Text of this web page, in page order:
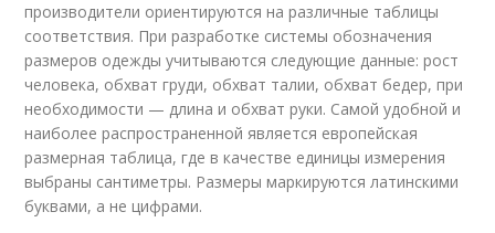
производители ориентируются на различные таблицы
соответствия. При разработке системы обозначения
размеров одежды учитываются следующие данные: рост
человека, обхват груди, обхват талии, обхват бедер, при
необходимости — длина и обхват руки. Самой удобной и
наиболее распространенной является европейская
размерная таблица, где в качестве единицы измерения
выбраны сантиметры. Размеры маркируются латинскими
буквами, а не цифрами.